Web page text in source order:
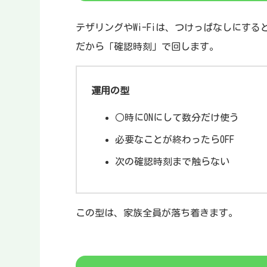
テザリングやWi-Fiは、つけっぱなしにする
だから「確認時刻」で回します。
運用の型
○時にONにして数分だけ使う
必要なことが終わったらOFF
次の確認時刻まで触らない
この型は、家族全員が落ち着きます。